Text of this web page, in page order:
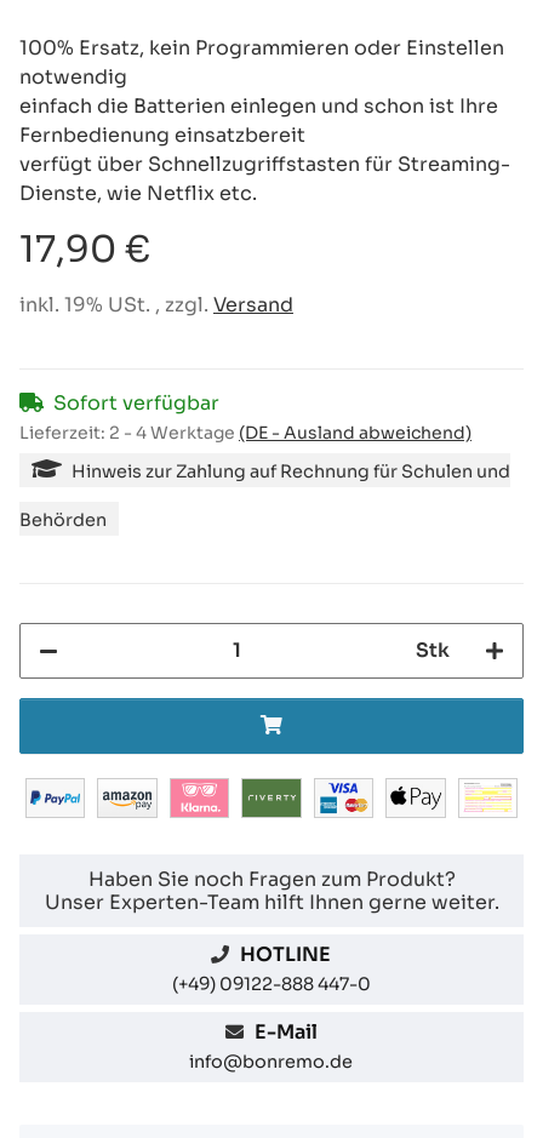
100% Ersatz, kein Programmieren oder Einstellen
notwendig
einfach die Batterien einlegen und schon ist Ihre
Fernbedienung einsatzbereit
verfügt über Schnellzugriffstasten für Streaming-
Dienste, wie Netflix etc.
17,90 €
inkl. 19% USt. , zzgl. Versand
Sofort verfügbar
Lieferzeit: 2 - 4 Werktage (DE - Ausland abweichend)
Hinweis zur Zahlung auf Rechnung für Schulen und
Behörden
Stk
Haben Sie noch Fragen zum Produkt?
Unser Experten-Team hilft Ihnen gerne weiter.
HOTLINE
(+49) 09122-888 447-0
E-Mail
info@bonremo.de